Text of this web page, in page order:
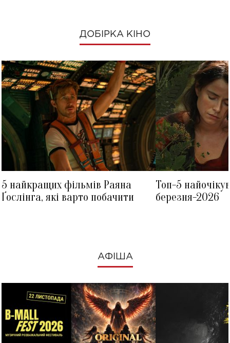
ДОБІРКА КІНО
5 найкращих фільмів Раяна
Ґослінга, які варто побачити
Топ-5
березня-2026
АФІША